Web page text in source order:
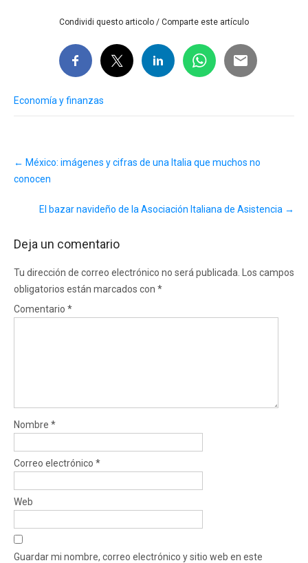
Condividi questo articolo / Comparte este artículo
Economía y finanzas
navigation
← México: imágenes y cifras de una Italia que muchos no
conocen
El bazar navideño de la Asociación Italiana de Asistencia →
Deja un comentario
Tu dirección de correo electrónico no será publicada.
Los campos
obligatorios están marcados con *
Comentario *
Nombre *
Correo electrónico *
Web
Guardar mi nombre, correo electrónico y sitio web en este